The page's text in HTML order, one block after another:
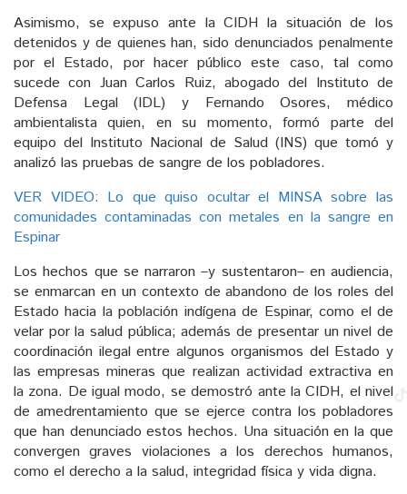
Asimismo, se expuso ante la CIDH la situación de los
detenidos y de quienes han, sido denunciados penalmente
por el Estado, por hacer público este caso, tal como
sucede con Juan Carlos Ruiz, abogado del Instituto de
Defensa Legal (IDL) y Fernando Osores, médico
ambientalista quien, en su momento, formó parte del
equipo del Instituto Nacional de Salud (INS) que tomó y
analizó las pruebas de sangre de los pobladores.
VER VIDEO: Lo que quiso ocultar el MINSA sobre las
comunidades contaminadas con metales en la sangre en
Espinar
Los hechos que se narraron –y sustentaron– en audiencia,
se enmarcan en un contexto de abandono de los roles del
Estado hacia la población indígena de Espinar, como el de
velar por la salud pública; además de presentar un nivel de
coordinación ilegal entre algunos organismos del Estado y
las empresas mineras que realizan actividad extractiva en
la zona. De igual modo, se demostró ante la CIDH, el nivel
de amedrentamiento que se ejerce contra los pobladores
que han denunciado estos hechos. Una situación en la que
convergen graves violaciones a los derechos humanos,
como el derecho a la salud, integridad física y vida digna.